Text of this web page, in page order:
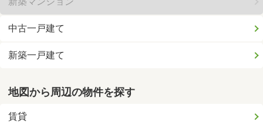
中古一戸建て
新築一戸建て
地図から周辺の物件を探す
賃貸